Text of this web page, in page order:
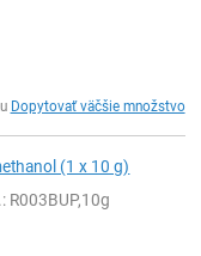
Dopytovať väčšie množstvo
(1 x 10 g)
: R003BUP,10g